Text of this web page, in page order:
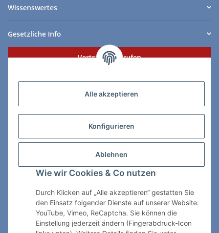
Alle akzeptieren
Konfigurieren
Ablehnen
Wie wir Cookies & Co nutzen
Durch Klicken auf „Alle akzeptieren“ gestatten Sie
den Einsatz folgender Dienste auf unserer Website:
YouTube, Vimeo, ReCaptcha. Sie können die
Einstellung jederzeit ändern (Fingerabdruck-Icon
Wissenswertes
Gesetzliche Info
Vertrag widerrufen
ChessWare Schachversand
89264 Weissenhorn
Telefon: 0 7309 / 7999
shop@chessware.de